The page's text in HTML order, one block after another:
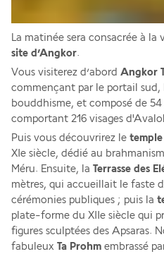
site d’Angkor.
Vous visiterez d’abord Angkor
commençant par le portail
bouddhisme, et composé de
comportant 216 visages
Puis vous découvrirez le
XIe siècle, dédié au
Méru. Ensuite, la Terrasse des
mètres, qui accueillait le faste
cérémonies publiques ; puis la
plate-forme du XIIe siècle qui
figures sculptées des Apsaras.
fabuleux Ta Prohm embrassé